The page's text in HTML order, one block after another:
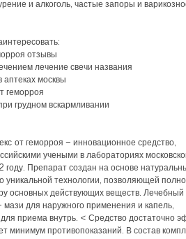
и алкоголь, частые запоры и
отзывы
лечение свечи названия
аптеках москвы
геморроя
грудном вскармливании
от геморроя – инновационное средство,
учеными в лабораториях
году. Препарат создан на основе
уникальной технологии, позволяющей
основных действующих веществ. Лечебный
мази для наружного применения и капель,
приема внутрь. < Средство достаточно
минимум противопоказаний. В состав